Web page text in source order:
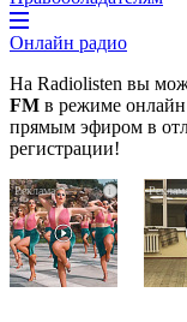
Онлайн радио
На Radiolisten вы
FM в режиме
прямым эфиром в
регистрации!
i
Ржу
это
видео